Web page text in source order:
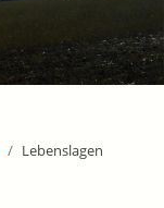
Lebenslagen